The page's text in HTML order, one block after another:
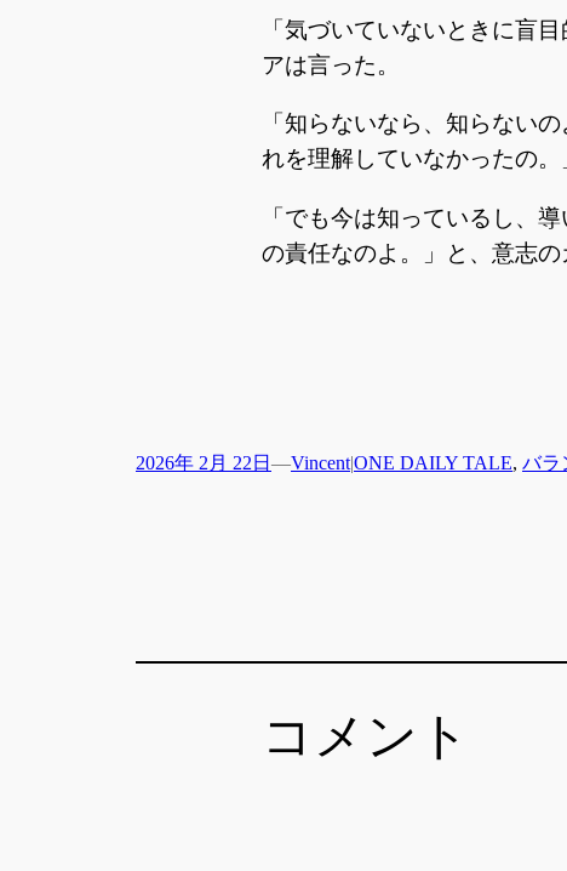
「気づいていないときに盲
アは言った。
「知らないなら、知らない
れを理解していなかったの
「でも今は知っているし、
の責任なのよ。」と、意志の
2026年 2月 22日 —Vincent|ONE DAILY TALE, バラ
コメント